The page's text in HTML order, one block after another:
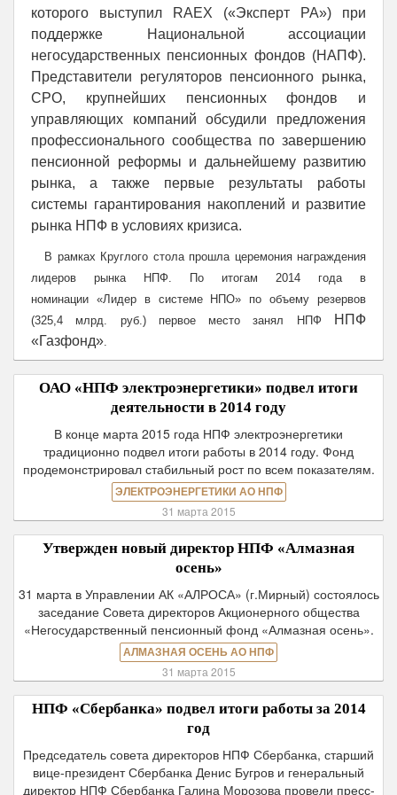
которого выступил RAEX («Эксперт РА») при
поддержке Национальной ассоциации
негосударственных пенсионных фондов (НАПФ).
Представители регуляторов пенсионного рынка,
СРО, крупнейших пенсионных фондов и
управляющих компаний обсудили предложения
профессионального сообщества по завершению
пенсионной реформы и дальнейшему развитию
рынка, а также первые результаты работы
системы гарантирования накоплений и развитие
рынка НПФ в условиях кризиса.
В рамках Круглого стола прошла церемония награждения
лидеров рынка НПФ. По итогам 2014 года в
номинации «Лидер в системе НПО» по объему резервов
(325,4 млрд. руб.) первое место занял НПФ
НПФ
«Газфонд».
ОАО «НПФ электроэнергетики» подвел итоги
деятельности в 2014 году
В конце марта 2015 года НПФ электроэнергетики
традиционно подвел итоги работы в 2014 году. Фонд
продемонстрировал стабильный рост по всем показателям.
ЭЛЕКТРОЭНЕРГЕТИКИ АО НПФ
31 марта 2015
Утвержден новый директор НПФ «Алмазная
осень»
31 марта в Управлении АК «АЛРОСА» (г.Мирный) состоялось
заседание Совета директоров Акционерного общества
«Негосударственный пенсионный фонд «Алмазная осень».
АЛМАЗНАЯ ОСЕНЬ АО НПФ
31 марта 2015
НПФ «Сбербанка» подвел итоги работы за 2014
год
Председатель совета директоров НПФ Сбербанка, старший
вице-президент Сбербанка Денис Бугров и генеральный
директор НПФ Сбербанка Галина Морозова провели пресс-